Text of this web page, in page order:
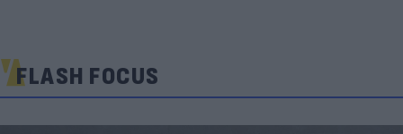
FLASH FOCUS